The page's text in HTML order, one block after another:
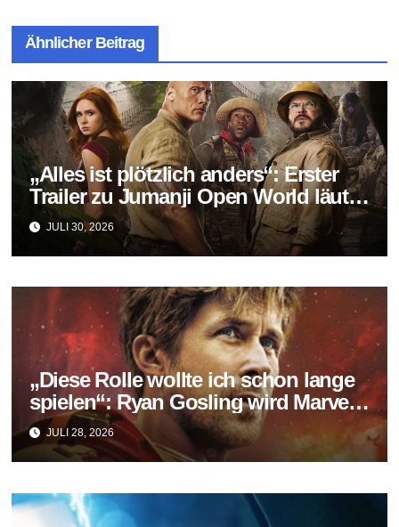
Ähnlicher Beitrag
„Alles ist plötzlich anders“: Erster
Trailer zu Jumanji Open World läutet
das Finale der Reihe ein
JULI 30, 2026
„Diese Rolle wollte ich schon lange
spielen“: Ryan Gosling wird Marvels
neuer Ghost Rider
JULI 28, 2026